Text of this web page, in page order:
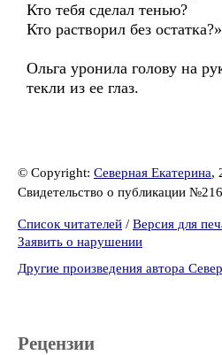
Кто тебя сделал тенью?
Кто растворил без остатка?»
Ольга уронила голову на
текли из ее глаз.
© Copyright: Северная Екатерина,
Свидетельство о публикации
Список читателей / Версия для
Заявить о нарушении
Другие произведения автора
Рецензии